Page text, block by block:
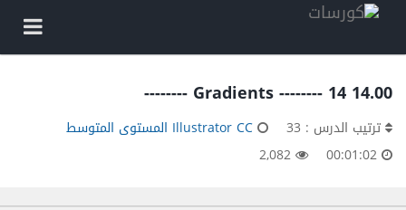
14.00 Gradients -------- 14 --------
ترتيب الدرس : 33
Illustrator CC المستوى المتوسط